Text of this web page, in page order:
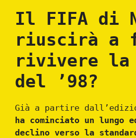
Il FIFA di
riuscirà a
rivivere la
del ’98?
Già a partire
ha cominciato un lungo
declino verso la